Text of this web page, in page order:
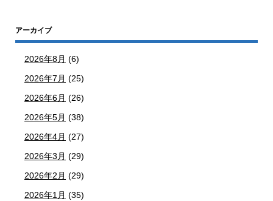
アーカイブ
2026年8月 (6)
2026年7月 (25)
2026年6月 (26)
2026年5月 (38)
2026年4月 (27)
2026年3月 (29)
2026年2月 (29)
2026年1月 (35)